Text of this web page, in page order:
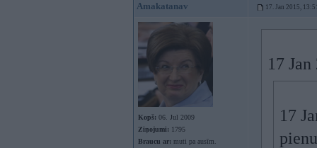
Amakatanav 17. Jan 2015,
Kopš: 06. Jul 2009
Ziņojumi: 1795
Braucu ar: muti pa ausīm.
17
17